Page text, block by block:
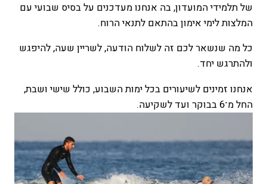
של תלמידי המועדון, בה אנחנו מעדכנים על בסיס שבועי עם
המלצות לימי אימון בהתאם לתנאי הרוח.
כל מה שנשאר לכם זה לשלוח הודעה, לשריין שעה, להיפגש
ולהתרגש יחד.
אנחנו זמינים לשיעורים בכל ימות השבוע, כולל שישי ושבת,
החל מ־6 בבוקר ועד לשקיעה.